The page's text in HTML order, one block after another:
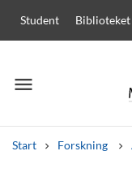
Student Biblioteket
menu
Meny
Start Forskning